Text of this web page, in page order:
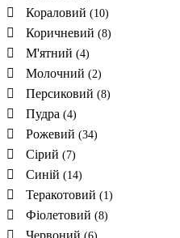
Кораловий (10)
Коричневий (8)
М'ятний (4)
Молочний (2)
Персиковий (8)
Пудра (4)
Рожевий (34)
Сірий (7)
Синій (14)
Теракотовий (1)
Фіолетовий (8)
Червоний